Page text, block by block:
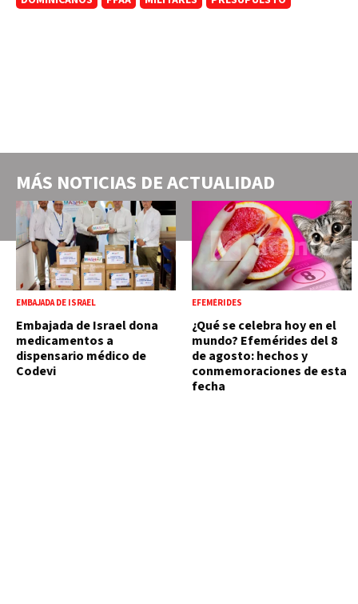
MÁS NOTICIAS DEACTUALIDAD
EMBAJADA DE ISRAEL
Embajada de Israel dona
medicamentos a
dispensario médico de
Codevi
EFEMÉRIDES
¿Qué se celebra hoy en el
mundo? Efemérides del 8
de agosto: hechos y
conmemoraciones de esta
fecha